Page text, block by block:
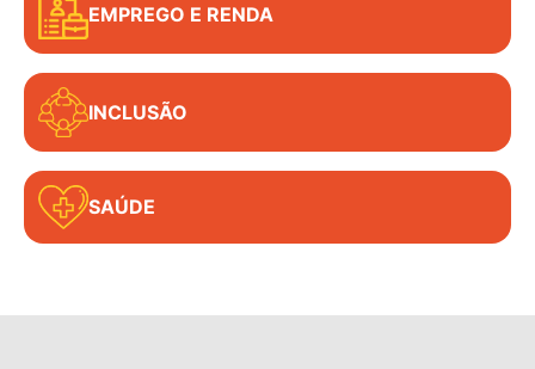
EMPREGO E RENDA
INCLUSÃO
SAÚDE